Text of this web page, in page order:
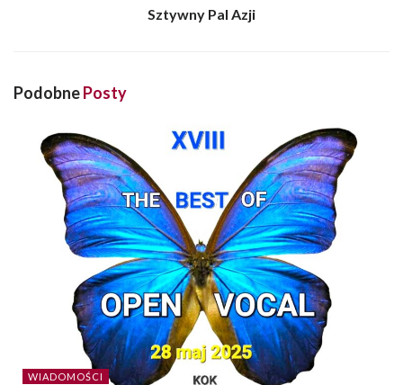
Sztywny Pal Azji
PodobnePosty
WIADOMOŚCI